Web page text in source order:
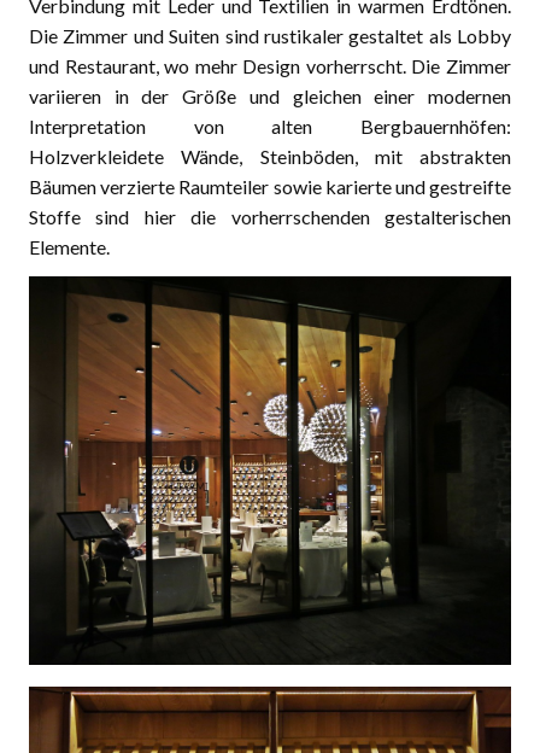
Verbindung mit Leder und Textilien in warmen Erdtönen.
Die Zimmer und Suiten sind rustikaler gestaltet als Lobby
und Restaurant, wo mehr Design vorherrscht. Die Zimmer
variieren in der Größe und gleichen einer modernen
Interpretation von alten Bergbauernhöfen:
Holzverkleidete Wände, Steinböden, mit abstrakten
Bäumen verzierte Raumteiler sowie karierte und gestreifte
Stoffe sind hier die vorherrschenden gestalterischen
Elemente.